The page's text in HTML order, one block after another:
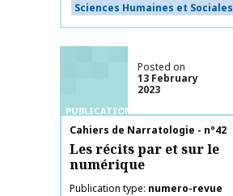
Sciences Humaines et Sociales
PUBLICATIONS
Posted on
13 February
2023
Publication name
Cahiers de Narratologie - n°42
Les récits par et sur le
numérique
Publication type numero-revue